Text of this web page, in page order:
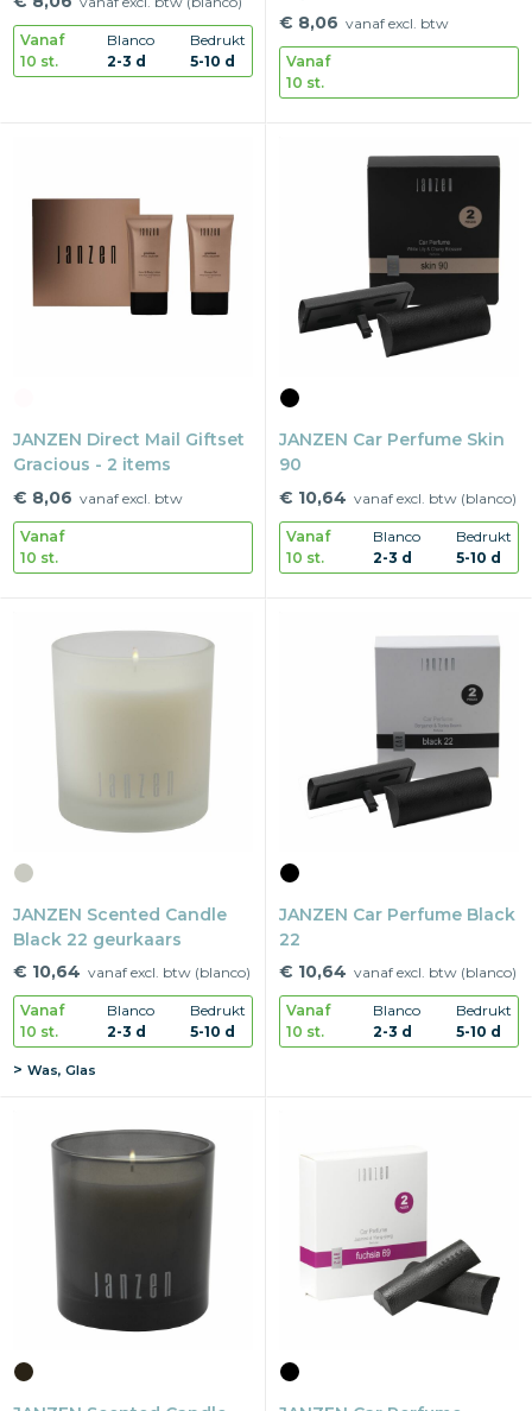
Vanaf
10 st.
Blanco
2-3 d
Bedrukt
5-10 d
€ 8,06 vanaf excl. btw
Vanaf
10 st.
JANZEN Direct Mail Giftset
Gracious - 2 items
€ 8,06 vanaf excl. btw
Vanaf
10 st.
JANZEN Car Perfume Skin
90
€ 10,64 vanaf excl. btw (blanco)
Vanaf
10 st.
Blanco
2-3 d
Bedrukt
5-10 d
JANZEN Scented Candle
Black 22 geurkaars
€ 10,64 vanaf excl. btw (blanco)
Vanaf
10 st.
Blanco
2-3 d
Bedrukt
5-10 d
Was, Glas
JANZEN Car Perfume Black
22
€ 10,64 vanaf excl. btw (blanco)
Vanaf
10 st.
Blanco
2-3 d
Bedrukt
5-10 d